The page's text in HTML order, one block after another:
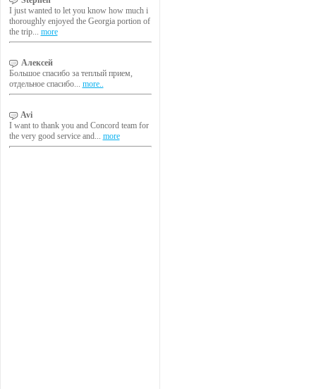
I just wanted to let you know how much i
thoroughly enjoyed the Georgia portion of
the trip... more
Алексей
Большое спасибо за теплый прием,
отдельное спасибо... more..
Avi
I want to thank you and Concord team for
the very good service and... more